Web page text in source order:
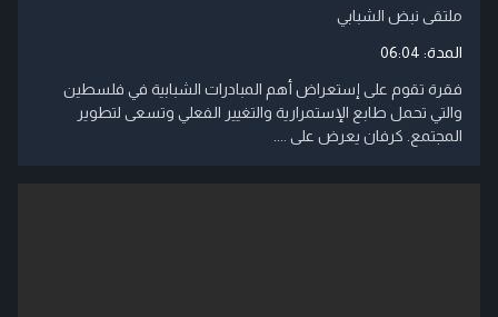
ملتقى نبض الشبابي
المدة: 06:04
فقرة تقوم على إستعراض أهم المبادرات الشبابية في فلسطين
والتي تحمل طابع الإستمرارية والتغيير الفعلي وتسعى لتطوير
المجتمع. كرفان يعرض على ....